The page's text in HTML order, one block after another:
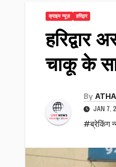
क्राइम न्यूज़ हरिद्वार
हरिद्वार
चाकू के
By
JAN 7,
#ब्रेकिंग